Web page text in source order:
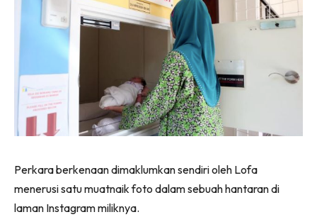
Perkara berkenaan dimaklumkan sendiri oleh Lofa
menerusi satu muatnaik foto dalam sebuah hantaran di
laman Instagram miliknya.